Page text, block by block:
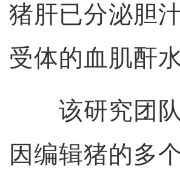
猪肝已分泌胆
受体的血肌酐
该研究团队
因编辑猪的多